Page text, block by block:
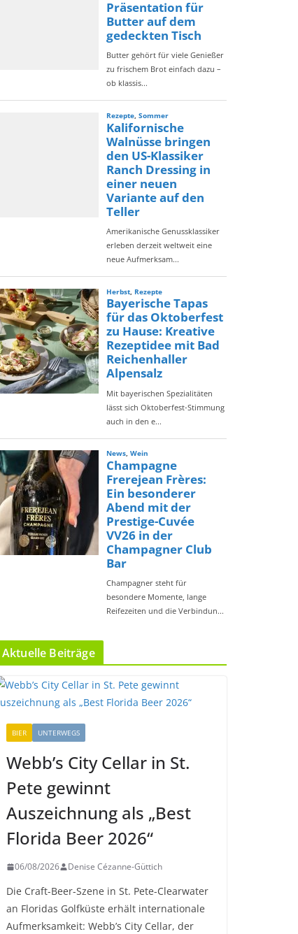
Aktuelle Beiträge
BIER UNTERWEGS
Webb’s City Cellar in St.
Pete gewinnt
Auszeichnung als „Best
Florida Beer 2026“
06/08/2026 Denise Cézanne-Güttich
Die Craft-Beer-Szene in St. Pete-Clearwater
an Floridas Golfküste erhält internationale
Aufmerksamkeit: Webb’s City Cellar, der